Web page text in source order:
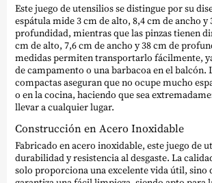
Este juego de utensilios se distingue por su
espátula mide 3 cm de alto, 8,4 cm de ancho y
profundidad, mientras que las pinzas tienen
cm de alto, 7,6 cm de ancho y 38 cm de
medidas permiten transportarlo fácilmente,
de campamento o una barbacoa en el balcón.
compactas aseguran que no ocupe mucho
o en la cocina, haciendo que sea
llevar a cualquier lugar.
Construcción en Acero Inoxidable
Fabricado en acero inoxidable, este juego de
durabilidad y resistencia al desgaste. La
solo proporciona una excelente vida útil, sino